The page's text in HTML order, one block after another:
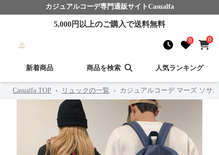
カジュアルコーデ専門通販サイト Casualfa
5,000円以上のご購入で送料無料
0 0
新着商品 商品を検索 人気ランキング
Casualfa TOP › リュックの一覧 › カジュアルコーデ マーズ ソサ